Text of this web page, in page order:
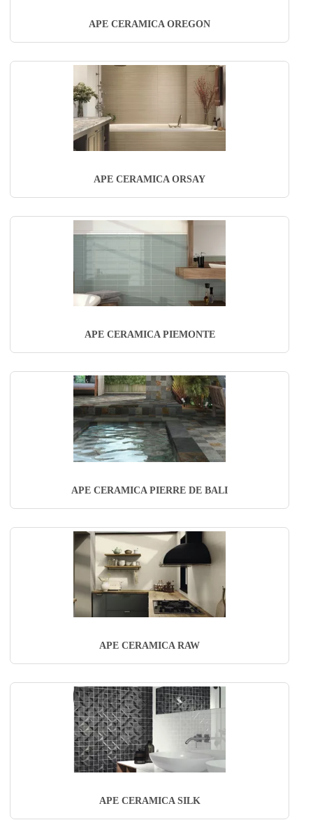
APE CERAMICA OREGON
APE CERAMICA ORSAY
APE CERAMICA PIEMONTE
APE CERAMICA PIERRE DE BALI
APE CERAMICA RAW
APE CERAMICA SILK